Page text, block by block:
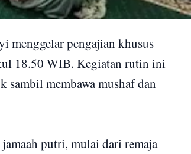
menggelar pengajian khusus
18.50 WIB. Kegiatan rutin ini
membawa mushaf dan
putri, mulai dari remaja